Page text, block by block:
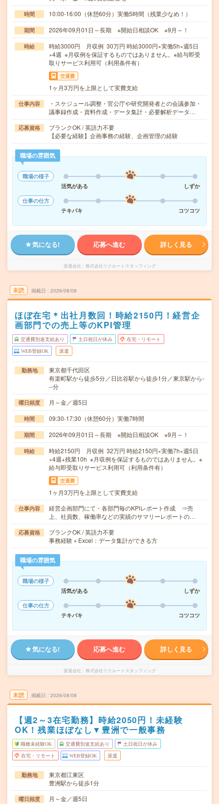
時間 10:00-16:00（休憩60分）実働5時間（残業少なめ！）
期間 2026年09月01日～長期 ※開始日相談OK ※9月～！
時給
時給3000円 月収例 30万円 時給3000円×実働5h×週5日
×4週 ※月収例を保証するものではありません。※給与即受
取りサービス利用可（利用条件有）
交通費
1ヶ月3万円を上限として実費支給
仕事内容
・スケジュール調整・官公庁や研究開発者との会議参加・
議事録作成・資料作成・データ集計・必要解析データ…
応募資格
ブランクOK / 英語力不要
【必要な経験】企画事務の経験、企画管理の経験
職場の雰囲気
職場の様子
活気がある
しずか
仕事の仕方
テキパキ
コツコツ
気になる! 応募へ進む 詳しく見る
派遣会社 株式会社リクルートスタッフィング
未読 掲載日 2026/08/08
ほぼ在宅＊出社月数回！時給2150円！経営企
画部門での売上等のKPI管理
交通費別途支給あり 土日祝日が休み 在宅・リモート
WEB登録OK 派遣
勤務地
東京都千代田区
有楽町駅から徒歩5分／日比谷駅から徒歩1分／東京駅から-
--分
曜日頻度 月～金／週5日
時間 09:30-17:30（休憩60分）実働7時間
期間 2026年09月01日～長期 ※開始日相談OK ※9月～！
時給
時給2150円 月収例 32万円 時給2150円×実働7h×週5日
×4週+残業10h ※月収例を保証するものではありません。※
給与即受取りサービス利用可（利用条件有）
交通費
1ヶ月3万円を上限として実費支給
仕事内容
経営企画部門にて・各部門毎のKPIレポート作成 ⇒売
上、社員数、稼働率などの実績のサマリーレポートの…
応募資格
ブランクOK / 英語力不要
事務経験＋Excel：データ集計ができる方
職場の雰囲気
職場の様子
活気がある
しずか
仕事の仕方
テキパキ
コツコツ
気になる! 応募へ進む 詳しく見る
派遣会社 株式会社リクルートスタッフィング
未読 掲載日 2026/08/08
【週2～3在宅勤務】時給2050円！未経験
OK！残業ほぼなし▼豊洲で一般事務
職種未経験OK 交通費別途支給あり 土日祝日が休み
在宅・リモート WEB登録OK 派遣
勤務地
東京都江東区
豊洲駅から徒歩1分
曜日頻度 月～金／週5日